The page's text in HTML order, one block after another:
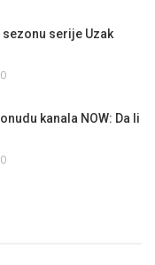
serije Uzak
0
kanala NOW: Da li
0